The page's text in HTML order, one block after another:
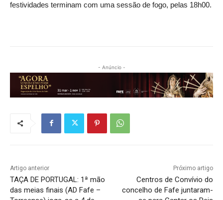
festividades terminam com uma sessão de fogo, pelas 18h00.
- Anúncio -
Artigo anterior
TAÇA DE PORTUGAL: 1ª mão
das meias finais (AD Fafe –
Próximo artigo
Centros de Convívio do
concelho de Fafe juntaram-